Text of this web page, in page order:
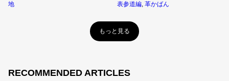
地
表参道編, 革かばん
もっと見る
RECOMMENDED ARTICLES